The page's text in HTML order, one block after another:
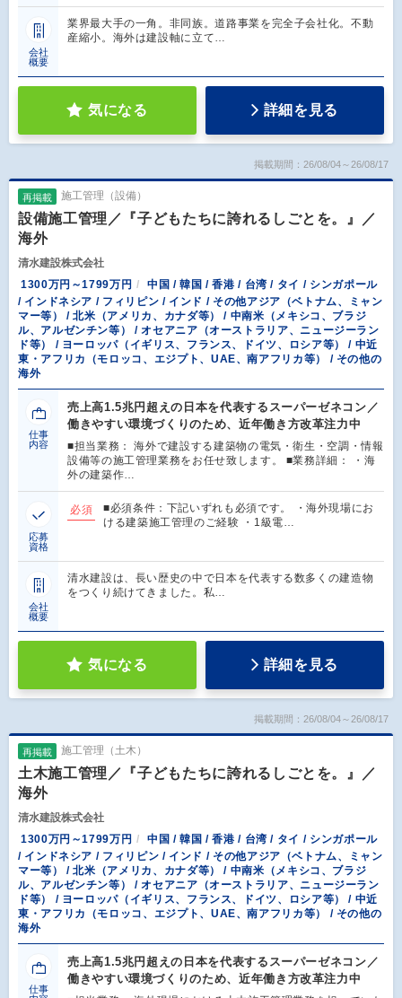
会社
概要
業界最大手の一角。非同族。道路事業を完全子会社化。不動
産縮小。海外は建設軸に立て…
気になる 詳細を見る
掲載期間：26/08/04～26/08/17
再掲載 施工管理（設備）
設備施工管理／『子どもたちに誇れるしごとを。』／
海外
清水建設株式会社
1300万円～1799万円
中国 / 韓国 / 香港 / 台湾 / タイ / シンガポール
/ インドネシア / フィリピン / インド / その他アジア（ベトナム、ミャン
マー等） / 北米（アメリカ、カナダ等） / 中南米（メキシコ、ブラジ
ル、アルゼンチン等） / オセアニア（オーストラリア、ニュージーラン
ド等） / ヨーロッパ（イギリス、フランス、ドイツ、ロシア等） / 中近
東・アフリカ（モロッコ、エジプト、UAE、南アフリカ等） / その他の
海外
仕事
内容
売上高1.5兆円超えの日本を代表するスーパーゼネコン／
働きやすい環境づくりのため、近年働き方改革注力中
■担当業務： 海外で建設する建築物の電気・衛生・空調・情報
設備等の施工管理業務をお任せ致します。 ■業務詳細： ・海
外の建築作…
応募
資格
必須
■必須条件：下記いずれも必須です。 ・海外現場にお
ける建築施工管理のご経験 ・1級電…
会社
概要
清水建設は、長い歴史の中で日本を代表する数多くの建造物
をつくり続けてきました。私…
気になる 詳細を見る
掲載期間：26/08/04～26/08/17
再掲載 施工管理（土木）
土木施工管理／『子どもたちに誇れるしごとを。』／
海外
清水建設株式会社
1300万円～1799万円
中国 / 韓国 / 香港 / 台湾 / タイ / シンガポール
/ インドネシア / フィリピン / インド / その他アジア（ベトナム、ミャン
マー等） / 北米（アメリカ、カナダ等） / 中南米（メキシコ、ブラジ
ル、アルゼンチン等） / オセアニア（オーストラリア、ニュージーラン
ド等） / ヨーロッパ（イギリス、フランス、ドイツ、ロシア等） / 中近
東・アフリカ（モロッコ、エジプト、UAE、南アフリカ等） / その他の
海外
仕事
売上高1.5兆円超えの日本を代表するスーパーゼネコン／
働きやすい環境づくりのため、近年働き方改革注力中